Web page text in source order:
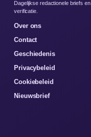
Dagelijkse redactionele briefs
verificatie.
Over ons
Contact
Geschiedenis
Privacybeleid
Cookiebeleid
Nieuwsbrief